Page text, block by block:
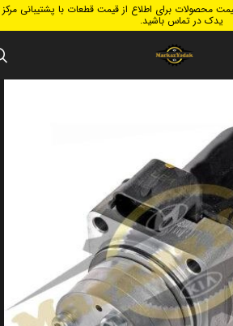
محصولات برای اطلاع از قیمت قطعات با پشتیبانی مرکز
یدک در تماس باشید.